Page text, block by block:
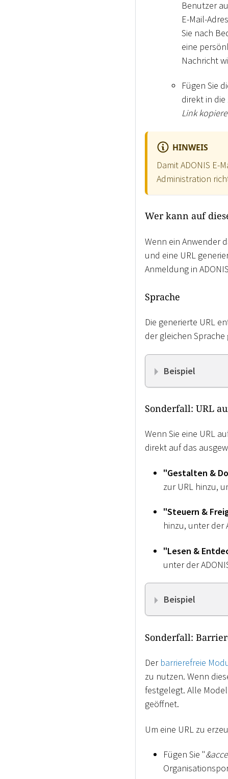
Benutzer
E-Mail-
Sie nach
eine
Nachricht
Fügen Sie
direkt in
Link
HINWEIS
Damit ADONIS E-
Administration
Wer kann auf
Wenn ein Anwender
und eine URL
Anmeldung in
Sprache
Die generierte URL
der gleichen
Beispiel
Sonderfall: URL
Wenn Sie eine URL
direkt auf das
"Gestalten &
zur URL hinzu,
"Steuern &
hinzu, unter der
"Lesen &
unter der
Beispiel
Sonderfall:
Der barrierefreie
zu nutzen. Wenn
festgelegt. Alle
geöffnet.
Um eine URL zu
Fügen Sie "